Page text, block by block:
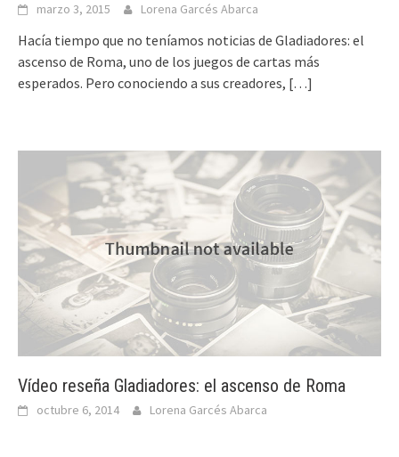
marzo 3, 2015 Lorena Garcés Abarca
Hacía tiempo que no teníamos noticias de Gladiadores: el
ascenso de Roma, uno de los juegos de cartas más
esperados. Pero conociendo a sus creadores, […]
Vídeo reseña Gladiadores: el ascenso de Roma
octubre 6, 2014 Lorena Garcés Abarca